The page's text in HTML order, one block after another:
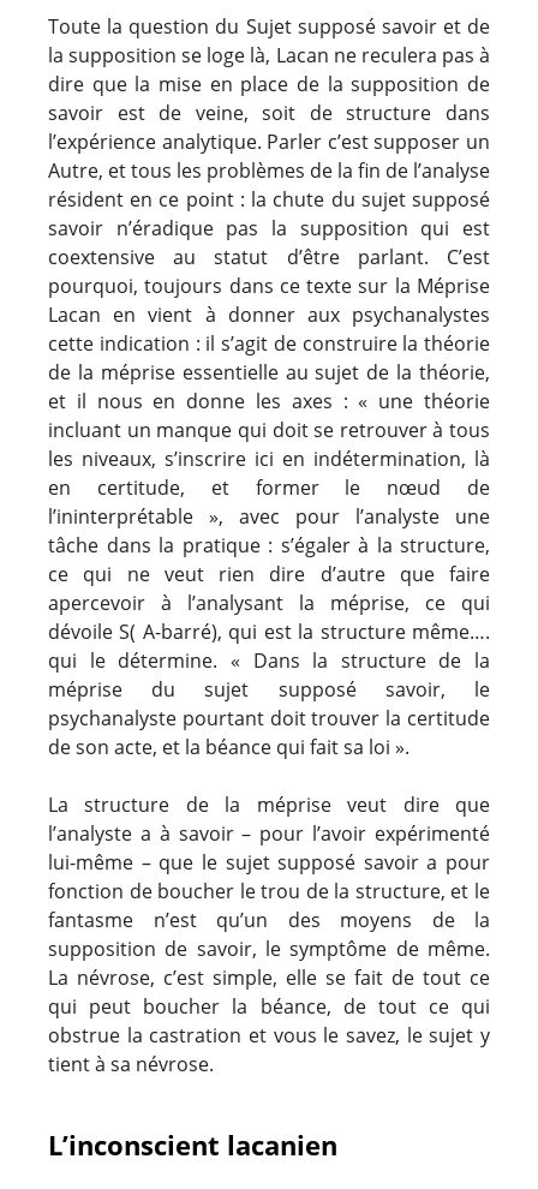
Toute la question du Sujet supposé savoir et de
la supposition se loge là, Lacan ne reculera pas à
dire que la mise en place de la supposition de
savoir est de veine, soit de structure dans
l’expérience analytique. Parler c’est supposer un
Autre, et tous les problèmes de la fin de l’analyse
résident en ce point : la chute du sujet supposé
savoir n’éradique pas la supposition qui est
coextensive au statut d’être parlant. C’est
pourquoi, toujours dans ce texte sur la Méprise
Lacan en vient à donner aux psychanalystes
cette indication : il s’agit de construire la théorie
de la méprise essentielle au sujet de la théorie,
et il nous en donne les axes : « une théorie
incluant un manque qui doit se retrouver à tous
les niveaux, s’inscrire ici en indétermination, là
en certitude, et former le nœud de
l’ininterprétable », avec pour l’analyste une
tâche dans la pratique : s’égaler à la structure,
ce qui ne veut rien dire d’autre que faire
apercevoir à l’analysant la méprise, ce qui
dévoile S( A-barré), qui est la structure même….
qui le détermine. « Dans la structure de la
méprise du sujet supposé savoir, le
psychanalyste pourtant doit trouver la certitude
de son acte, et la béance qui fait sa loi ».
La structure de la méprise veut dire que
l’analyste a à savoir – pour l’avoir expérimenté
lui-même – que le sujet supposé savoir a pour
fonction de boucher le trou de la structure, et le
fantasme n’est qu’un des moyens de la
supposition de savoir, le symptôme de même.
La névrose, c’est simple, elle se fait de tout ce
qui peut boucher la béance, de tout ce qui
obstrue la castration et vous le savez, le sujet y
tient à sa névrose.
L’inconscient lacanien